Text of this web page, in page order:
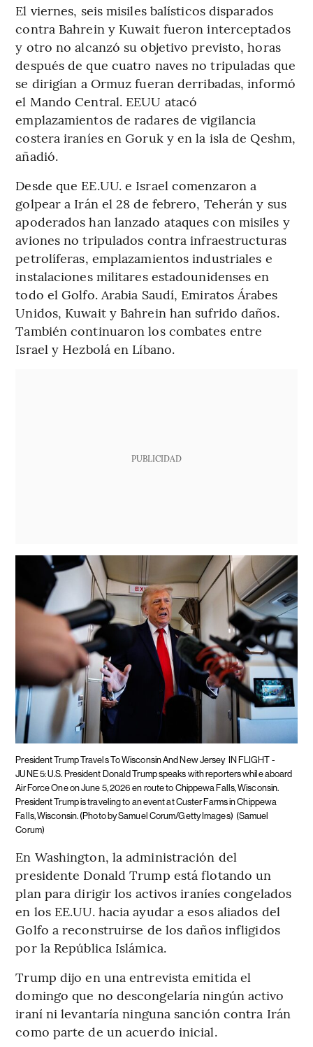
El viernes, seis misiles balísticos disparados
contra Bahrein y Kuwait fueron interceptados
y otro no alcanzó su objetivo previsto, horas
después de que cuatro naves no tripuladas que
se dirigían a Ormuz fueran derribadas, informó
el Mando Central. EEUU atacó
emplazamientos de radares de vigilancia
costera iraníes en Goruk y en la isla de Qeshm,
añadió.
Desde que EE.UU. e Israel comenzaron a
golpear a Irán el 28 de febrero, Teherán y sus
apoderados han lanzado ataques con misiles y
aviones no tripulados contra infraestructuras
petrolíferas, emplazamientos industriales e
instalaciones militares estadounidenses en
todo el Golfo. Arabia Saudí, Emiratos Árabes
Unidos, Kuwait y Bahrein han sufrido daños.
También continuaron los combates entre
Israel y Hezbolá en Líbano.
PUBLICIDAD
President Trump Travels To Wisconsin And New Jersey IN FLIGHT -
JUNE 5: U.S. President Donald Trump speaks with reporters while aboard
Air Force One on June 5, 2026 en route to Chippewa Falls, Wisconsin.
President Trump is traveling to an event at Custer Farms in Chippewa
Falls, Wisconsin. (Photo by Samuel Corum/Getty Images) (Samuel
Corum)
En Washington, la administración del
presidente Donald Trump está flotando un
plan para dirigir los activos iraníes congelados
en los EE.UU. hacia ayudar a esos aliados del
Golfo a reconstruirse de los daños infligidos
por la República Islámica.
Trump dijo en una entrevista emitida el
domingo que no descongelaría ningún activo
iraní ni levantaría ninguna sanción contra Irán
como parte de un acuerdo inicial.